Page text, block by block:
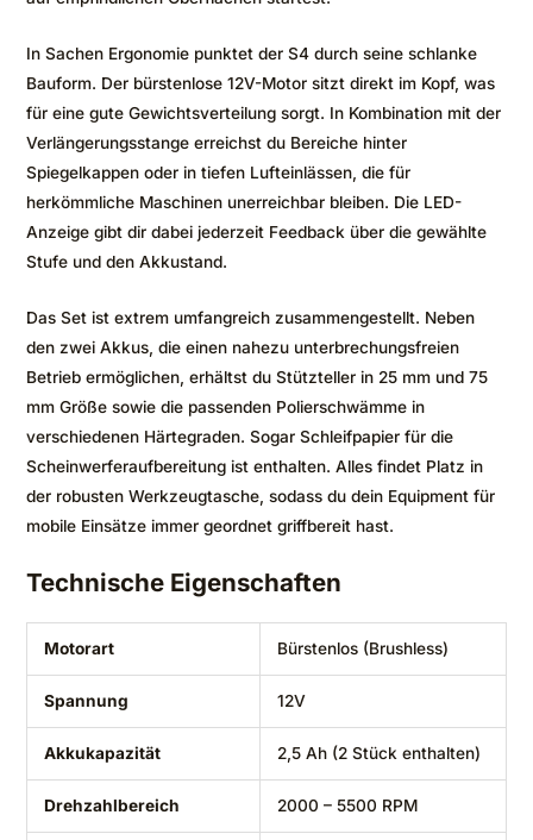
In Sachen Ergonomie punktet der S4 durch seine schlanke
Bauform. Der bürstenlose 12V-Motor sitzt direkt im Kopf, was
für eine gute Gewichtsverteilung sorgt. In Kombination mit der
Verlängerungsstange erreichst du Bereiche hinter
Spiegelkappen oder in tiefen Lufteinlässen, die für
herkömmliche Maschinen unerreichbar bleiben. Die LED-
Anzeige gibt dir dabei jederzeit Feedback über die gewählte
Stufe und den Akkustand.
Das Set ist extrem umfangreich zusammengestellt. Neben
den zwei Akkus, die einen nahezu unterbrechungsfreien
Betrieb ermöglichen, erhältst du Stützteller in 25 mm und 75
mm Größe sowie die passenden Polierschwämme in
verschiedenen Härtegraden. Sogar Schleifpapier für die
Scheinwerferaufbereitung ist enthalten. Alles findet Platz in
der robusten Werkzeugtasche, sodass du dein Equipment für
mobile Einsätze immer geordnet griffbereit hast.
Technische Eigenschaften
Motorart Bürstenlos (Brushless)
Spannung 12V
Akkukapazität 2,5 Ah (2 Stück enthalten)
Drehzahlbereich 2000 – 5500 RPM